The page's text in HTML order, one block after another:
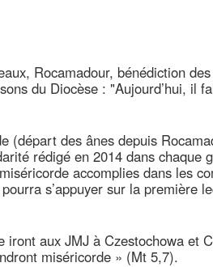
Rocamadour, bénédiction
du Diocèse : "Aujourd’hui, il
(départ des ânes depuis
rédigé en 2014 dans chaque
accomplies dans les
s’appuyer sur la première
iront aux JMJ à Czestochowa et
miséricorde » (Mt 5,7).